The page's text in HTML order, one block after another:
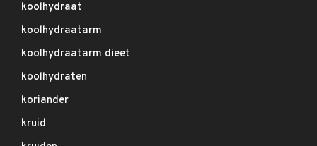
koolhydraat
koolhydraatarm
koolhydraatarm dieet
koolhydraten
koriander
kruid